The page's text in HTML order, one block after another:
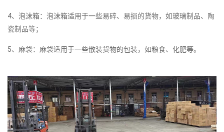
4、泡沫箱：泡沫箱适用于一些易碎、易损的货物，如玻璃制品、陶
瓷制品等；
5、麻袋：麻袋适用于一些散装货物的包装，如粮食、化肥等。